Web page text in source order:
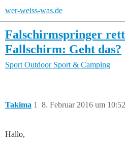
wer-weiss-was.de
Falschirmspringer
Fallschirm: Geht das?
Sport Outdoor Sport & Camping
Takima 8. Februar 2016 um 10:52
1
Hallo,